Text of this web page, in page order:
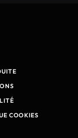
COOKIES